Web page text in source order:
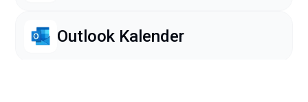
Outlook Kalender